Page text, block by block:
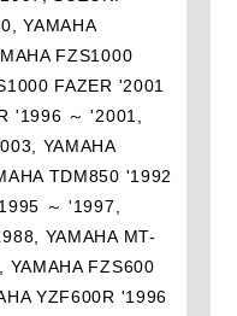
YAMAHA
FZS1000
FAZER '2001
'1996 ～ '2001,
YAMAHA
TDM850 '1992
～ '1997,
YAMAHA MT-
FZS600
YZF600R '1996